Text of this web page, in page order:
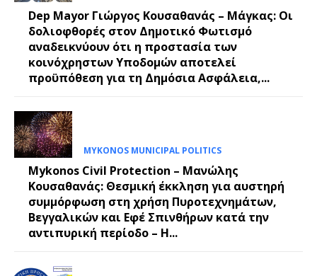
Dep Mayor Γιώργος Κουσαθανάς – Μάγκας: Οι
δολιοφθορές στον Δημοτικό Φωτισμό
αναδεικνύουν ότι η προστασία των
κοινόχρηστων Υποδομών αποτελεί
προϋπόθεση για τη Δημόσια Ασφάλεια,...
MYKONOS MUNICIPAL POLITICS
Mykonos Civil Protection – Μανώλης
Κουσαθανάς: Θεσμική έκκληση για αυστηρή
συμμόρφωση στη χρήση Πυροτεχνημάτων,
Βεγγαλικών και Εφέ Σπινθήρων κατά την
αντιπυρική περίοδο – Η...